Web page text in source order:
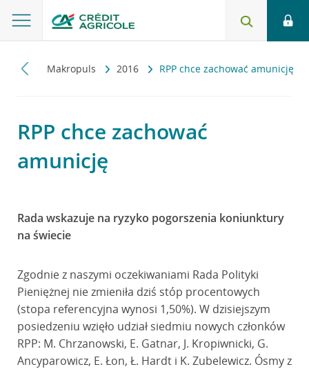
Makropuls 2016 RPP chce zachować amunicję
RPP chce zachować
amunicję
Rada wskazuje na ryzyko pogorszenia koniunktury
na świecie
Zgodnie z naszymi oczekiwaniami Rada Polityki
Pieniężnej nie zmieniła dziś stóp procentowych
(stopa referencyjna wynosi 1,50%). W dzisiejszym
posiedzeniu wzięło udział siedmiu nowych członków
RPP: M. Chrzanowski, E. Gatnar, J. Kropiwnicki, G.
Ancyparowicz, E. Łon, Ł. Hardt i K. Zubelewicz. Ósmy z